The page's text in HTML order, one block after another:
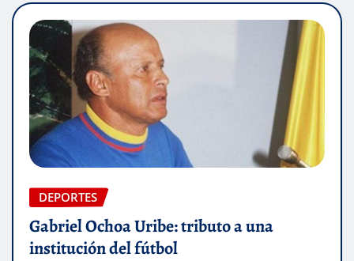
DEPORTES
Gabriel Ochoa Uribe: tributo a una
institución del fútbol